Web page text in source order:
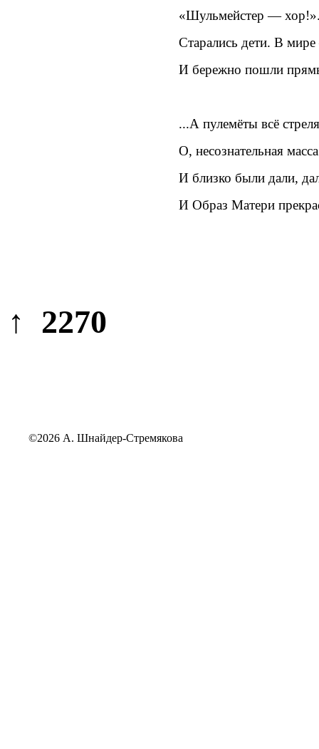
«Шульмейстер —
Старались дети. В
И бережно пошли
...А пулемёты всё
О, несознательная
И близко были дали,
И Образ Матери
↑ 2270
©2026 А. Шнайдер-Стремякова